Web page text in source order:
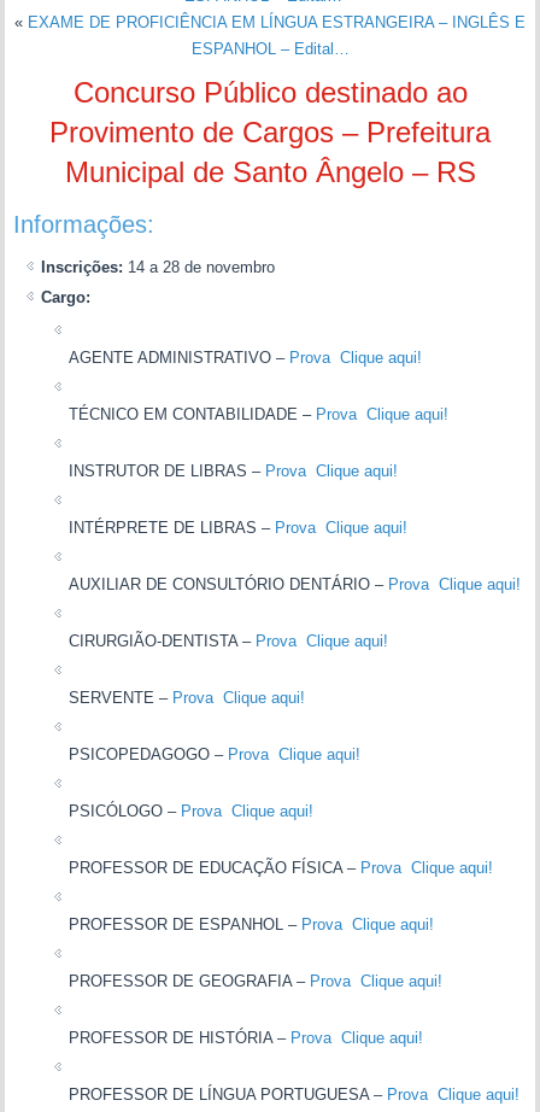
« EXAME DE PROFICIÊNCIA EM LÍNGUA ESTRANGEIRA – INGLÊS E
ESPANHOL – Edital…
Concurso Público destinado ao
Provimento de Cargos – Prefeitura
Municipal de Santo Ângelo – RS
Informações:
Inscrições: 14 a 28 de novembro
Cargo:
AGENTE ADMINISTRATIVO – Prova Clique aqui!
TÉCNICO EM CONTABILIDADE – Prova Clique aqui!
INSTRUTOR DE LIBRAS – Prova Clique aqui!
INTÉRPRETE DE LIBRAS – Prova Clique aqui!
AUXILIAR DE CONSULTÓRIO DENTÁRIO – Prova Clique aqui!
CIRURGIÃO-DENTISTA – Prova Clique aqui!
SERVENTE – Prova Clique aqui!
PSICOPEDAGOGO – Prova Clique aqui!
PSICÓLOGO – Prova Clique aqui!
PROFESSOR DE EDUCAÇÃO FÍSICA – Prova Clique aqui!
PROFESSOR DE ESPANHOL – Prova Clique aqui!
PROFESSOR DE GEOGRAFIA – Prova Clique aqui!
PROFESSOR DE HISTÓRIA – Prova Clique aqui!
PROFESSOR DE LÍNGUA PORTUGUESA – Prova Clique aqui!